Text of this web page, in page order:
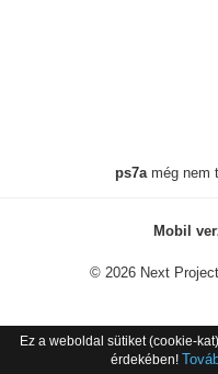
ps7amég nem
Mobil
© 2026 Next
Ez a weboldal sütiket (cookie-
érdekében!